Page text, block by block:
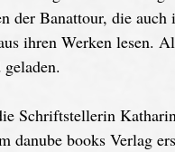
der Banattour, die
ihren Werken lesen.
Schriftstellerin
danube books Verlag